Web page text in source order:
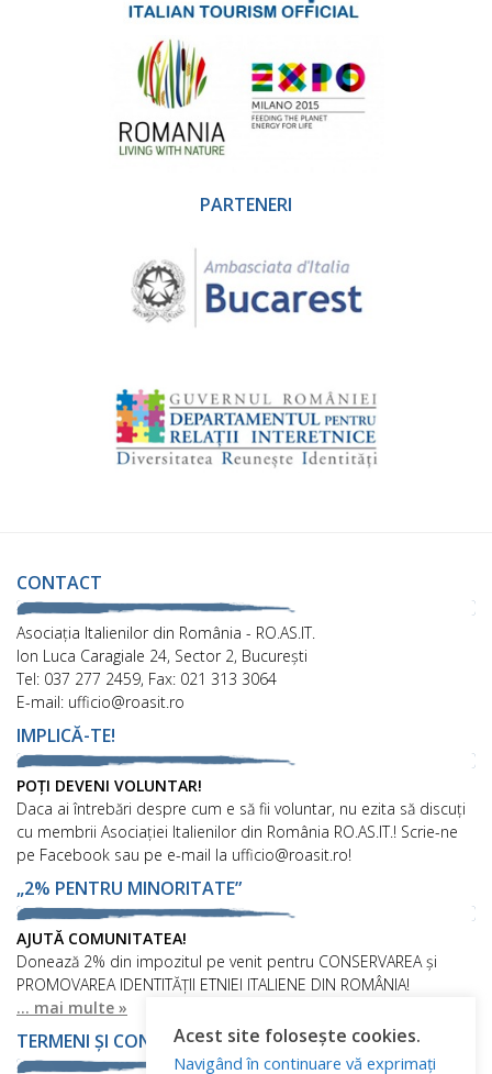
PARTENERI
CONTACT
Asociaţia Italienilor din România - RO.AS.IT.
Ion Luca Caragiale 24, Sector 2, București
Tel: 037 277 2459, Fax: 021 313 3064
E-mail: ufficio@roasit.ro
IMPLICĂ-TE!
POȚI DEVENI VOLUNTAR!
Daca ai întrebări despre cum e să fii voluntar, nu ezita să discuți
cu membrii Asociației Italienilor din România RO.AS.IT.! Scrie-ne
pe Facebook sau pe e-mail la ufficio@roasit.ro!
„2% PENTRU MINORITATE”
AJUTĂ COMUNITATEA!
Donează 2% din impozitul pe venit pentru CONSERVAREA și
PROMOVAREA IDENTITĂȚII ETNIEI ITALIENE DIN ROMÂNIA!
... mai multe »
TERMENI ȘI CONDIȚIIAcest site folosește cookies.
Navigând în continuare vă exprimați